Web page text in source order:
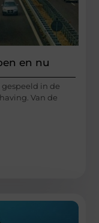
en nu
in de
Van de